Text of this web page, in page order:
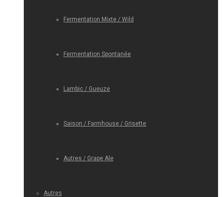
Fermentation Mixte / Wild
Fermentation Spontanée
Lambic / Gueuze
Saison / Farmhouse / Grisette
Autres / Grape Ale
Autres